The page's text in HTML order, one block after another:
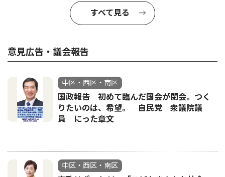
すべて見る
意見広告・議会報告
中区・西区・南区
国政報告 初めて臨んだ国会が閉会。つく
りたいのは、希望。 自民党 衆議院議
員 にった章文
中区・西区・南区